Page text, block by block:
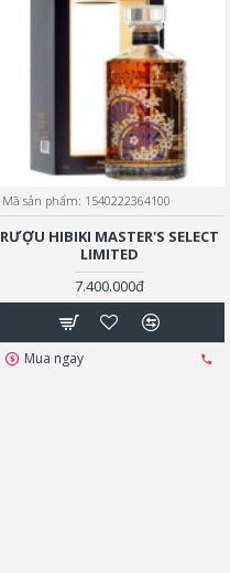
Mã sản phẩm: 1540222364100
RƯỢU HIBIKI MASTER'S SELECT
LIMITED
7.400.000đ
Mua ngay